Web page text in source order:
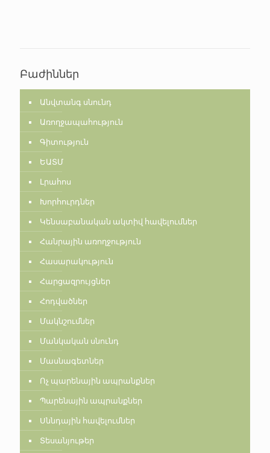
Բաժիններ
Անվտանգ սնունդ
Առողջապահություն
Գիտություն
ԵԱՏՄ
Լրահոս
Խորհուրդներ
Կենսաբանական ակտիվ հավելումներ
Հանրային առողջություն
Հասարակություն
Հարցազրույցներ
Հոդվածներ
Մակնշումներ
Մանկական սնունդ
Մասնագետներ
Ոչ պարենային ապրանքներ
Պարենային ապրանքներ
Սննդային հավելումներ
Տեսանյութեր